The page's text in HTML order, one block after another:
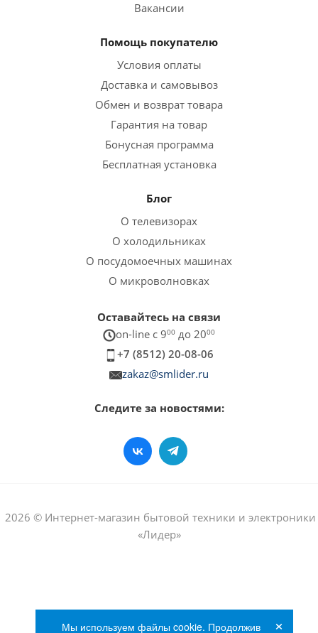
Вакансии
Помощь покупателю
Условия оплаты
Доставка и самовывоз
Обмен и возврат товара
Гарантия на товар
Бонусная программа
Бесплатная установка
Блог
О телевизорах
О холодильниках
О посудомоечных машинах
О микроволновках
Оставайтесь на связи
on-line c 900 до 2000
+7 (8512) 20-08-06
zakaz@smlider.ru
Следите за новостями:
2026 © Интернет-магазин бытовой техники и электроники
«Лидер»
Мы используем файлы cookie. Продолжив ×